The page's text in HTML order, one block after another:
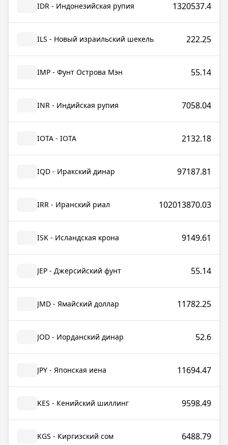
IDR - Индонезийская рупия 1320537.4
ILS - Новый израильский шекель 222.25
IMP - Фунт Острова Мэн 55.14
INR - Индийская рупия 7058.04
IOTA - IOTA 2132.18
IQD - Иракский динар 97187.81
IRR - Иранский риал 102013870.03
ISK - Исландская крона 9149.61
JEP - Джерсийский фунт 55.14
JMD - Ямайский доллар 11782.25
JOD - Иорданский динар 52.6
JPY - Японская иена 11694.47
KES - Кенийский шиллинг 9598.49
KGS - Киргизский сом 6488.79